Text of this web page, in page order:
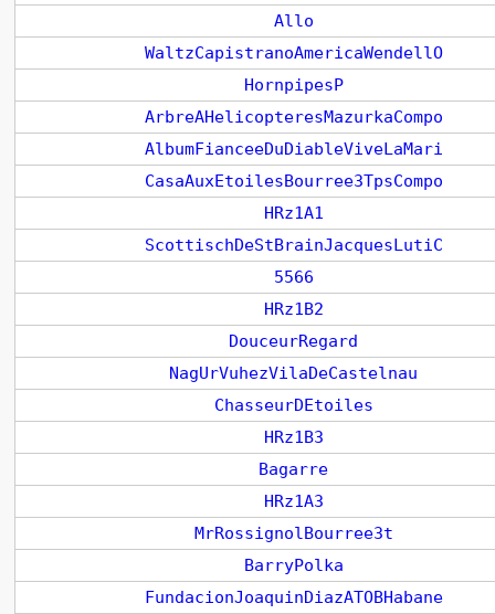
Allo
WaltzCapistranoAmericaWendellO
HornpipesP
ArbreAHelicopteresMazurkaCompo
AlbumFianceeDuDiableViveLaMari
CasaAuxEtoilesBourree3TpsCompo
HRz1A1
ScottischDeStBrainJacquesLutiC
5566
HRz1B2
DouceurRegard
NagUrVuhezVilaDeCastelnau
ChasseurDEtoiles
HRz1B3
Bagarre
HRz1A3
MrRossignolBourree3t
BarryPolka
FundacionJoaquinDiazATOBHabane